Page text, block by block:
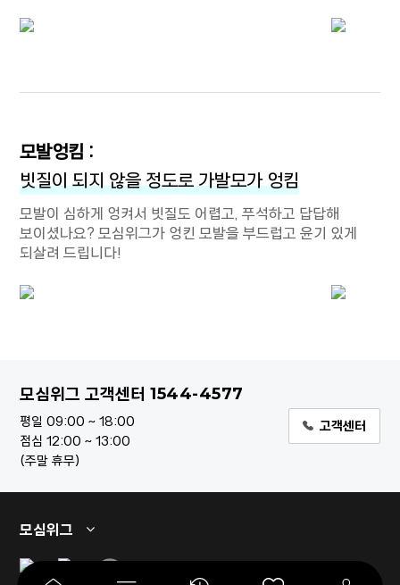
모발엉킴 :
빗질이 되지 않을 정도로 가발모가 엉킴
모발이 심하게 엉켜서 빗질도 어렵고, 푸석하고 답답해
보이셨나요? 모심위그가 엉킨 모발을 부드럽고 윤기 있게
되살려 드립니다!
모심위그 고객센터1544-4577
평일 09:00 ~ 18:00
점심 12:00 ~ 13:00
주말 휴무
고객센터
모심위그